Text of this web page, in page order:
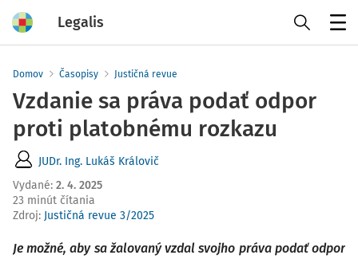
Legalis
Domov Časopisy Justičná revue
Vzdanie sa práva podať odpor
proti platobnému rozkazu
JUDr. Ing. Lukáš Královič
Vydané: 2. 4. 2025
23 minút čítania
Zdroj: Justičná revue 3/2025
Je možné, aby sa žalovaný vzdal svojho práva podať odpor